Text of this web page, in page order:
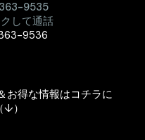
9535
して通話
9536
お得な情報はコチラに
）